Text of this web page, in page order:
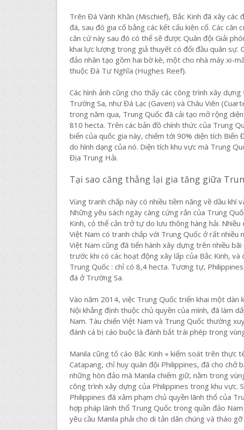
Trên Đá Vành Khăn (Mischief), Bắc Kinh đã xây
đá, sau đó gia cố bằng các kết cấu kiên cố. Các
căn cứ này sau đó có thể sẽ được Quân đội Giải
khai lực lượng trong giả thuyết có đối đầu quân sự.
đảo nhân tạo gồm hai bờ kè, một cho nhà máy xi-
thuộc Đá Tư Nghĩa (Hughes Reef).
Các hình ảnh cũng cho thấy các công trình xây
Trường Sa, như Đá Lạc (Gaven) và Châu Viên
trong năm qua, Trung Quốc đã cải tạo mở rộng
810 hecta. Trên các bản đồ chính thức của Trung
biển của quốc gia này, chiếm tới 90% diện tích
do hình dạng của nó. Diện tích khu vực mà Trung
Địa Trung Hải.
Tại sao căng thẳng lại gia tăng giữa
Vùng tranh chấp này có nhiều tiềm năng về dầu khí
Những yêu sách ngày càng cứng rắn của Trung
Kinh, có thể cản trở tự do lưu thông hàng hải.
Việt Nam có tranh chấp với Trung Quốc ở rất nhiều
Việt Nam cũng đã tiến hành xây dựng trên nhiều
trước khi có các hoạt động xây lấp của Bắc Kinh,
Trung Quốc : chỉ có 8,4 hecta. Tương tự,
đá ở Trường Sa.
Vào năm 2014, việc Trung Quốc triển khai một
Nội khẳng định thuộc chủ quyền của mình, đã làm
Nam. Tàu chiến Việt Nam và Trung Quốc thường
đánh cá bị cáo buộc là đánh bắt trái phép trong
Manila cũng tố cáo Bắc Kinh « kiểm soát trên
Catapang, chỉ huy quân đội Philippines, đã cho
những hòn đảo mà Manila chiếm giữ, nằm trong
công trình xây dựng của Philippines trong khu vực.
Philippines đã xâm phạm chủ quyền lãnh thổ của
hợp pháp lãnh thổ Trung Quốc trong quần đảo
yêu cầu Manila phải cho di tản dân chúng và tháo